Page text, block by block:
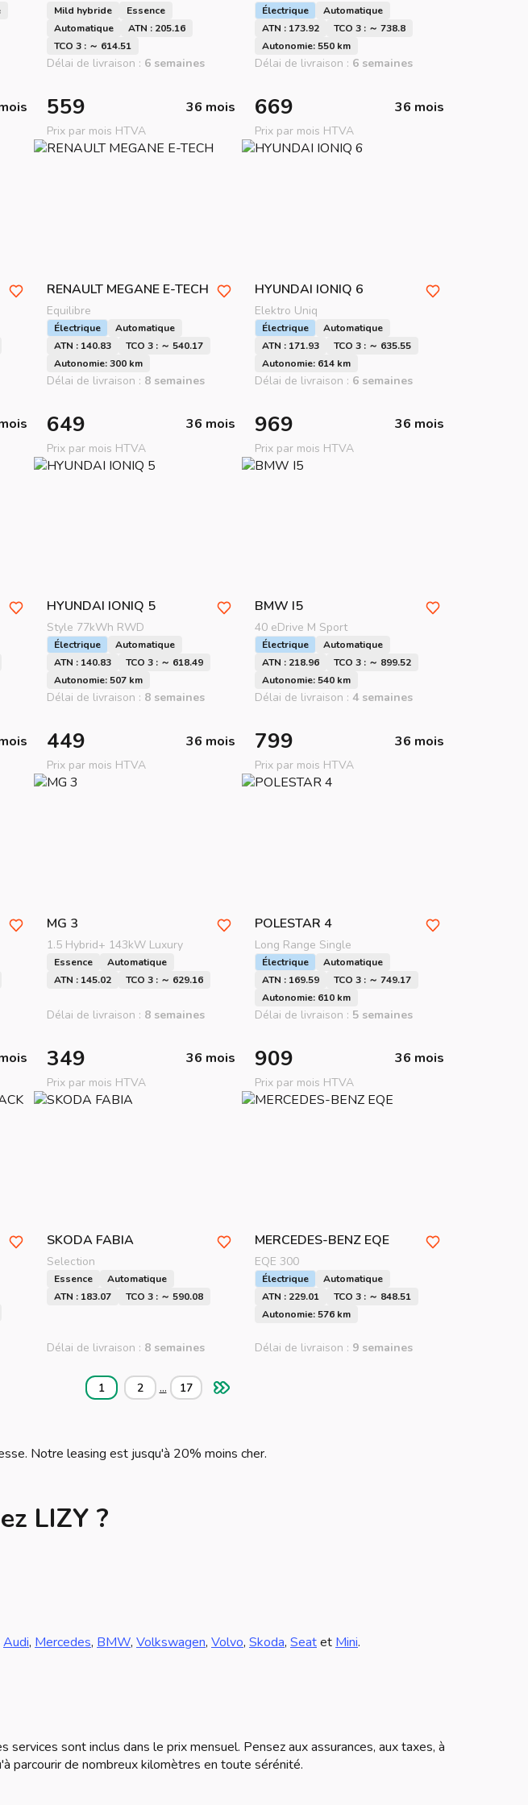
Mild hybride
Essence
Automatique
ATN : 205.16
TCO 3 : ～ 614.51
Délai de livraison : 6 semaines
Électrique
Automatique
ATN : 173.92
TCO 3 : ～ 738.8
Autonomie: 550 km
Délai de livraison : 6 semaines
559 36 mois
Prix par mois HTVA
RENAULT MEGANE E-TECH
Equilibre
Électrique
Automatique
ATN : 140.83
TCO 3 : ～ 540.17
Autonomie: 300 km
Délai de livraison : 8 semaines
669 36 mois
Prix par mois HTVA
HYUNDAI IONIQ 6
Elektro Uniq
Électrique
Automatique
ATN : 171.93
TCO 3 : ～ 635.55
Autonomie: 614 km
Délai de livraison : 6 semaines
649 36 mois
Prix par mois HTVA
HYUNDAI IONIQ 5
Style 77kWh RWD
Électrique
Automatique
ATN : 140.83
TCO 3 : ～ 618.49
Autonomie: 507 km
Délai de livraison : 8 semaines
969 36 mois
Prix par mois HTVA
BMW I5
40 eDrive M Sport
Électrique
Automatique
ATN : 218.96
TCO 3 : ～ 899.52
Autonomie: 540 km
Délai de livraison :4 semaines
449 36 mois
Prix par mois HTVA
MG 3
1.5 Hybrid+ 143kW Luxury
Essence
Automatique
ATN : 145.02
TCO 3 : ～ 629.16
Délai de livraison : 8 semaines
799 36 mois
Prix par mois HTVA
POLESTAR 4
Long Range Single
Électrique
Automatique
ATN : 169.59
TCO 3 : ～ 749.17
Autonomie: 610 km
Délai de livraison : 5 semaines
349 36 mois
Prix par mois HTVA
SKODA FABIA
Selection
Essence
Automatique
ATN : 183.07
TCO 3 : ～ 590.08
Délai de livraison : 8 semaines
909 36 mois
Prix par mois HTVA
MERCEDES-BENZ EQE
EQE 300
Électrique
Automatique
ATN : 229.01
TCO 3 : ～ 848.51
Autonomie: 576 km
Délai de livraison : 9 semaines
1 2 ... 17
Notre leasing est jusqu'à 20% moins cher.
LIZY ?
Audi, Mercedes, BMW, Volkswagen, Volvo, Skoda, SeatetMini.
sont inclus dans le prix mensuel. Pensez aux assurances, aux taxes, à
parcourir de nombreux kilomètres en toute sérénité.